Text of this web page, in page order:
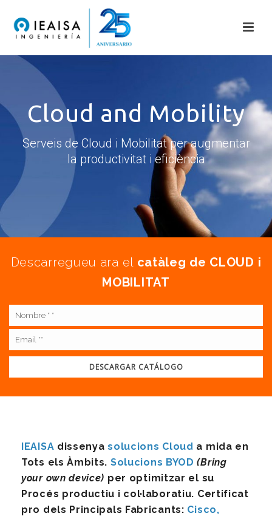
Cloud and Mobility
Serveis de Cloud i Mobilitat per augmentar
la productivitat i eficiència
Descarregueu ara el catàleg de CLOUD i
MOBILITAT
IEAISA dissenya solucions Cloud a mida en
Tots els Àmbits. Solucions BYOD (Bring
your own device) per optimitzar el su
Procés productiu i col·laboratiu. Certificat
pro dels Principals Fabricants: Cisco,